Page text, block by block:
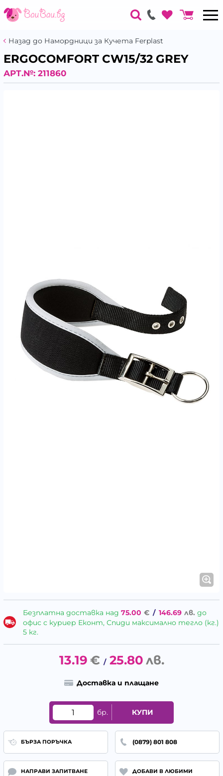
Назад до Намордници за Кучета Ferplast
ERGOCOMFORT CW15/32 GREY
АРТ.№: 211860
Безплатна доставка над 75.00 € / 146.69 лв. до
офис с куриер Еконт, Спиди максимално тегло (кг.)
5 кг.
13.19 € / 25.80 лв.
Доставка и плащане
бр. КУПИ
БЪРЗА ПОРЪЧКА (0879) 801 808
НАПРАВИ ЗАПИТВАНЕ ДОБАВИ В ЛЮБИМИ